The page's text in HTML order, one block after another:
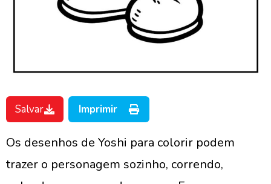
Salvar Imprimir
Os desenhos de Yoshi para colorir podem
trazer o personagem sozinho, correndo,